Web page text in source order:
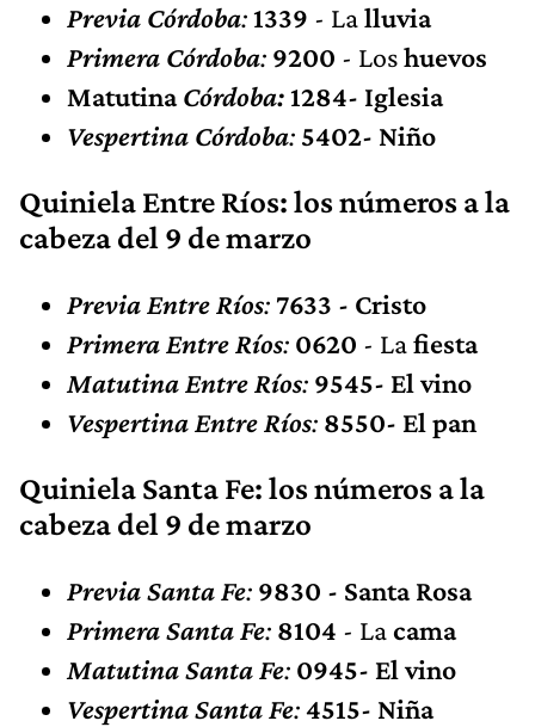
Previa Córdoba:1339 - Lalluvia
Primera Córdoba: 9200 - Loshuevos
MatutinaCórdoba:1284- Iglesia
Vespertina Córdoba: 5402- Niño
Quiniela Entre Ríos: los números a la
cabeza del 9 de marzo
Previa Entre Ríos: 7633 - Cristo
Primera Entre Ríos: 0620 - Lafiesta
Matutina Entre Ríos: 9545- El vino
Vespertina Entre Ríos: 8550- El pan
Quiniela Santa Fe: los números a la
cabeza del 9 de marzo
Previa Santa Fe: 9830 - Santa Rosa
Primera Santa Fe: 8104 - Lacama
Matutina Santa Fe: 0945- El vino
Vespertina Santa Fe:4515- Niña